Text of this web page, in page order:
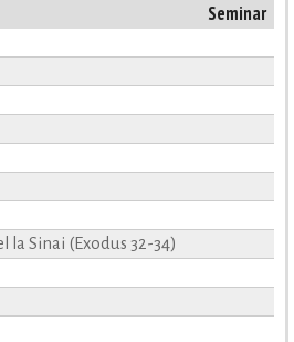
Seminar
la Sinai (Exodus 32-34)